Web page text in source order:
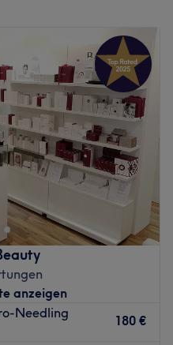
18:00
09:00–18:00
10:00–16:30
09:00–18:00
09:00 –15:00
Geschlossen
buchbar!***
Schönheit –
& Hair direkt am
von Inhaberin
und wunderbar
Termin doch ganz
Auf gehts nach
Gents und auch die
anzeigen
Needling
180 €